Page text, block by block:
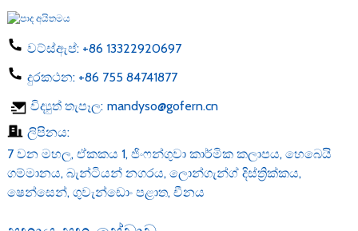
වට්ස්ඇප්: +86 13322920697
දුරකථන: +86 755 84741877
විද්‍යුත් තැපෑල: mandyso@gofern.cn
ලිපිනය:
7 වන මහල, ඒකකය 1, ජිංෆන්ගුවා කාර්මික කලාපය, හෙබෙයි
ගම්මානය, බැන්ටියන් නගරය, ලොන්ගැන්ග් දිස්ත්‍රික්කය,
ෂෙන්සෙන්, ගුවැන්ඩොං පළාත, චීනය